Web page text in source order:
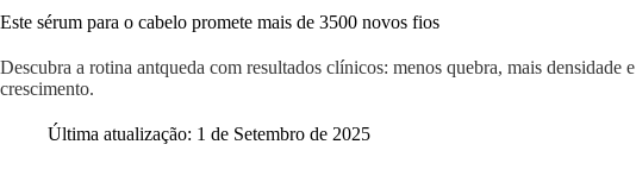
Este sérum para o cabelo promete mais de 3500 novos fios
Descubra a rotina antqueda com resultados clínicos: menos quebra, mais densidade
crescimento.
Última atualização: 1 de Setembro de 2025